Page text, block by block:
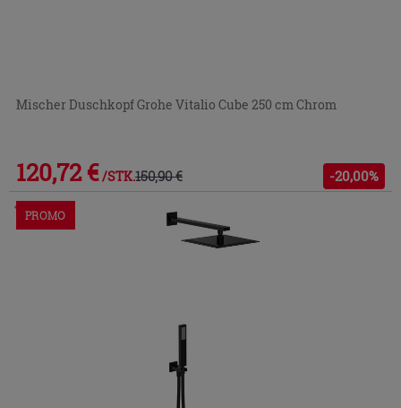
Mischer Duschkopf Grohe Vitalio Cube 250 cm Chrom
120,72 € /STK.150,90 € -20,00%
Im Geschäft oder über den Kundenservice bestellbar
PROMO